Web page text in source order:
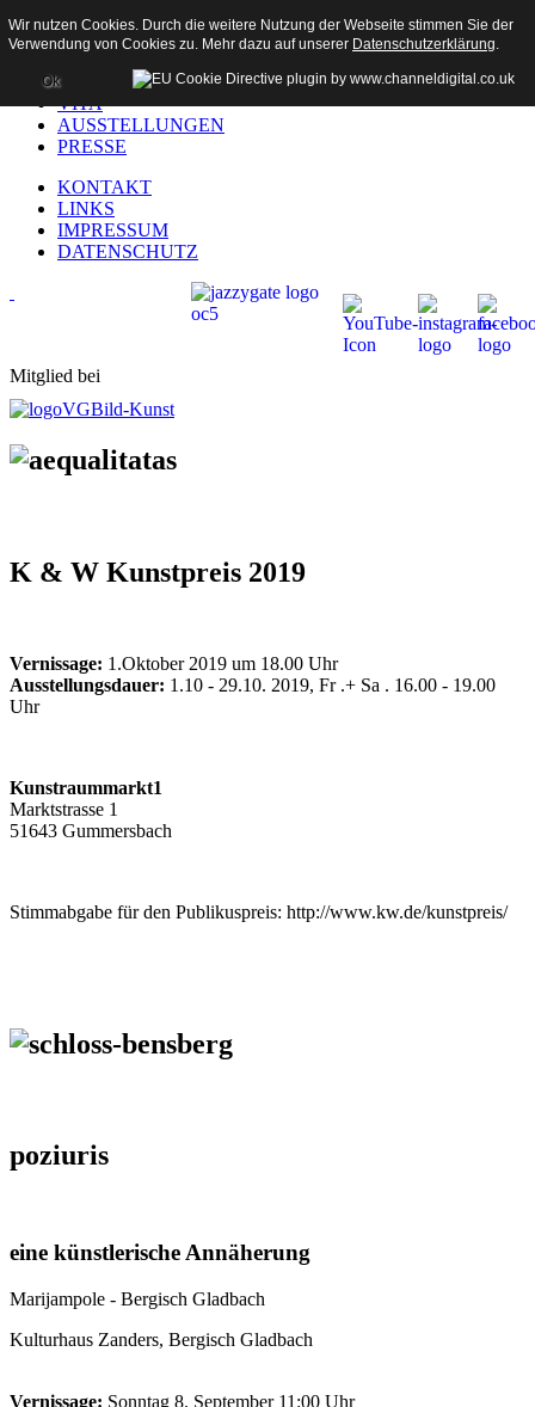
AKTUELL
VITA
AUSSTELLUNGEN
PRESSE
KONTAKT
LINKS
IMPRESSUM
DATENSCHUTZ
Mitglied bei
K & W Kunstpreis 2019
Vernissage: 1.Oktober 2019 um 18.00 Uhr
Ausstellungsdauer: 1.10 - 29.10. 2019, Fr .+ Sa . 16.00 - 19.00
Uhr
Kunstraummarkt1
Marktstrasse 1
51643 Gummersbach
Stimmabgabe für den Publikuspreis: http://www.kw.de/kunstpreis/
poziuris
eine künstlerische Annäherung
Marijampole - Bergisch Gladbach
Kulturhaus Zanders, Bergisch Gladbach
Vernissage: Sonntag 8. September 11:00 Uhr
Wir nutzen Cookies. Durch die weitere Nutzung der Webseite stimmen Sie der
Verwendung von Cookies zu. Mehr dazu auf unserer Datenschutzerklärung.
Ok